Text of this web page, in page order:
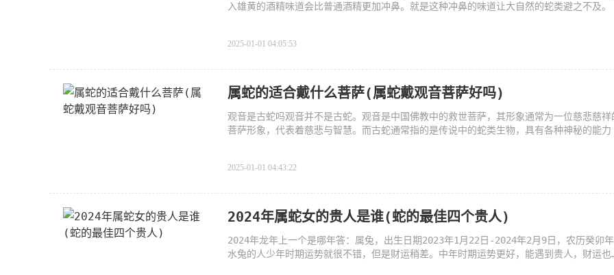
入雄黄的酒精味道会比普通酒精更加冲鼻。就是这种冲鼻的味道让大自然的蛇类避之不及。
2025-01-01 04:05:53
属蛇的适合戴什么菩萨(属蛇戴观音菩萨好吗)
观音是古蛇吗观音并不是古蛇。观音是中国佛教中的救世菩萨，其形象通常为一位慈悲慈祥
菩萨形象，代表着慈悲与智慧。而古蛇通常指的是传说中的蛇类生物，具有各种神秘的能力
2025-01-01 04:43:22
2024年属蛇女的贵人是谁(蛇的最佳四个贵人)
2024年龙年上一个是哪年答：属兔，出生日期2023年1月22日-2024年2月9日，农历癸卯年
水兔的人少年时期运势就很不错，但是财运稍差。中年时期运势更好，能遇到贵人，财运也